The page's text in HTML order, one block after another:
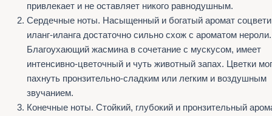
привлекает и не оставляет никого равнодушным.
Сердечные ноты. Насыщенный и богатый аромат
иланг-иланга достаточно сильно схож с ароматом нероли.
Благоухающий жасмина в сочетание с мускусом, имеет
интенсивно-цветочный и чуть животный запах. Цветки
пахнуть пронзительно-сладким или легким и воздушным
звучанием.
Конечные ноты. Стойкий, глубокий и пронзительный